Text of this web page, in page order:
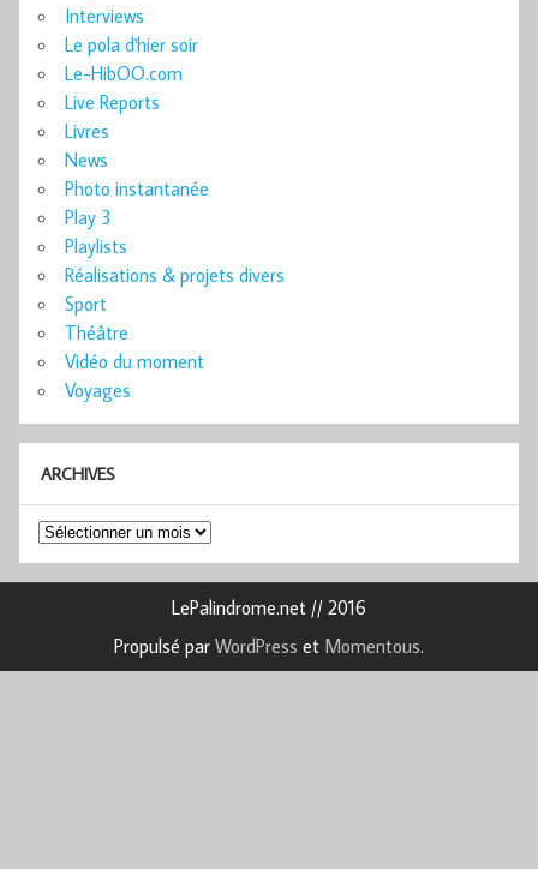
Interviews
Le pola d'hier soir
Le-HibOO.com
Live Reports
Livres
News
Photo instantanée
Play 3
Playlists
Réalisations & projets divers
Sport
Théâtre
Vidéo du moment
Voyages
ARCHIVES
Archives
LePalindrome.net // 2016
Propulsé par WordPress et Momentous.